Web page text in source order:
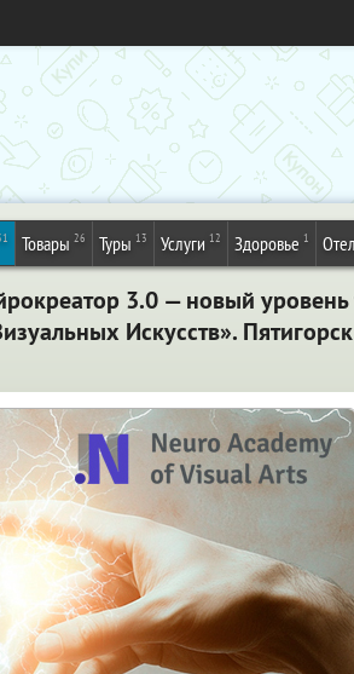
Товары 26 Туры 13 Услуги 12 Здоровье 1
3.0 — новый уровень
Искусств». Пятигорск